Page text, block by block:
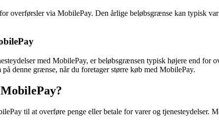
overførsler via MobilePay. Den årlige beløbsgrænse kan typisk
med MobilePay, er beløbsgrænsen typisk højere end
denne grænse, når du foretager større køb med MobilePay.
til at overføre penge eller betale for varer og tjenesteydelser.